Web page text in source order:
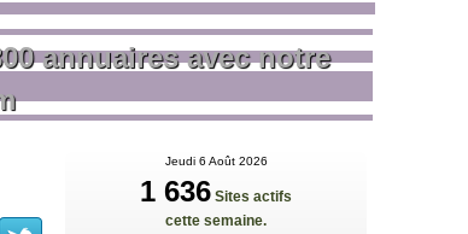
annuaires avec notre
Jeudi 6 Août 2026
1 636 Sites actifs
cette semaine.